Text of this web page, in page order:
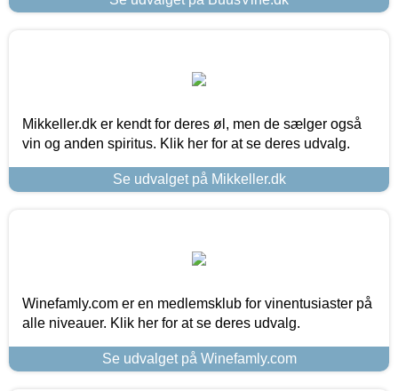
Mikkeller.dk er kendt for deres øl, men de sælger også
vin og anden spiritus. Klik her for at se deres udvalg.
Se udvalget på Mikkeller.dk
Winefamly.com er en medlemsklub for vinentusiaster på
alle niveauer. Klik her for at se deres udvalg.
Se udvalget på Winefamly.com